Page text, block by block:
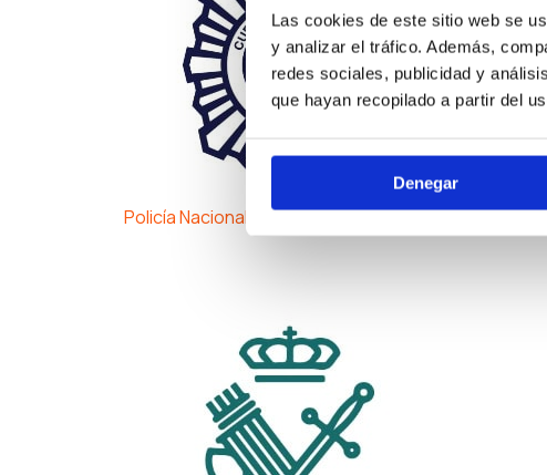
Las cookies de este sitio web se
y analizar el tráfico. Además,
redes sociales, publicidad y
que hayan recopilado a partir del
Denegar
Policía Nacional Escala Ejecutiva